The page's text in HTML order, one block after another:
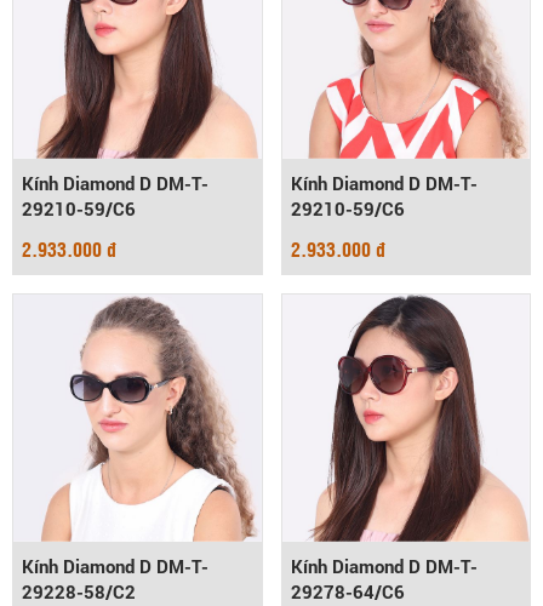
Kính Diamond D DM-T-
29210-59/C6
2.933.000 đ
Kính Diamond D DM-T-
29210-59/C6
2.933.000 đ
Kính Diamond D DM-T-
29228-58/C2
Kính Diamond D DM-T-
29278-64/C6